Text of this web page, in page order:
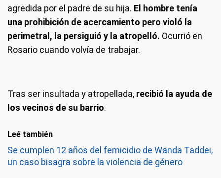
agredida por el padre de su hija. El hombre tenía
una prohibición de acercamiento pero violó la
perimetral, la persiguió y la atropelló. Ocurrió en
Rosario cuando volvía de trabajar.
Tras ser insultada y atropellada, recibió la ayuda de
los vecinos de su barrio.
Leé también
Se cumplen 12 años del femicidio de Wanda Taddei,
un caso bisagra sobre la violencia de género